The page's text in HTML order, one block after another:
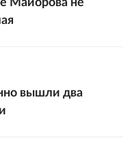
Майорова не
вышли два